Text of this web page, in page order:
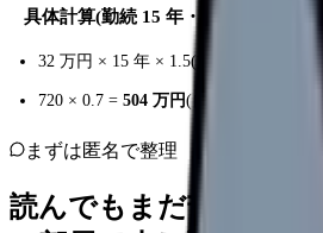
具体計算(勤続 15 年・基本給 32 万円)
32 万円 × 15 年 × 1.5(支給率) =
720 × 0.7 = 504 万円(自己都合)
まずは匿名で整理
読んでもまだ苦しいな